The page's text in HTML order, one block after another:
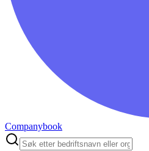
Companybook